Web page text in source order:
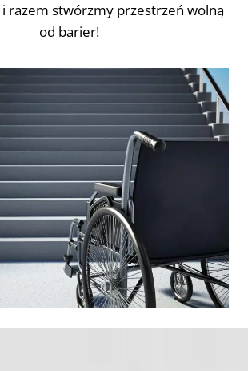
i razem stwórzmy przestrzeń wolną
od barier!